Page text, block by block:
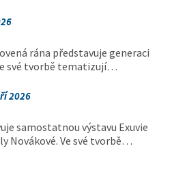
rána představuje generaci
své tvorbě tematizují…
2026
samostatnou výstavu Exuvie
Novákové. Ve své tvorbě…